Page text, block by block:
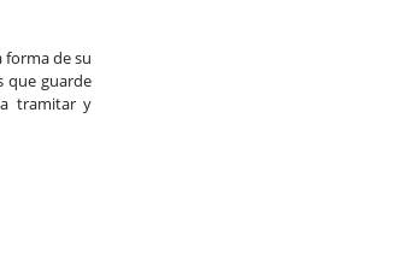
de su
que guarde
tramitar y